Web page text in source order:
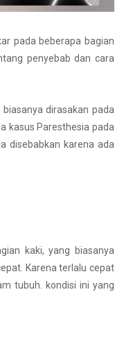
pada beberapa bagian
penyebab dan cara
dirasakan pada
kasus Paresthesia pada
disebabkan karena ada
kaki, yang biasanya
Karena terlalu cepat
tubuh. kondisi ini yang